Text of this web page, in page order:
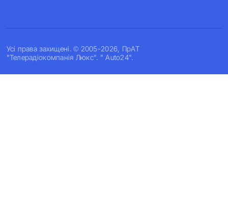
Усi права захищенi. © 2005-2026, ПрАТ
"Телерадіокомпанія Люкс". " Auto24".